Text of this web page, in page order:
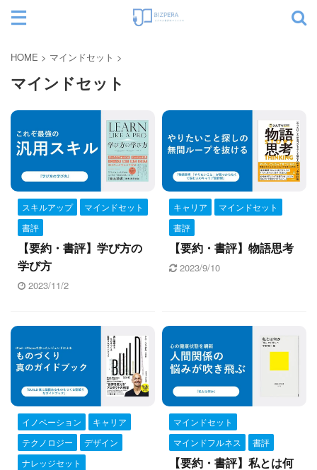
カテゴリー
外資系コンサルティング会社を経て、経営大
学院に勤務。年間300冊読むなかで、絶対に
オススメできる本だけを厳選して紹介しま
す。著書『投資としての読書』。
Books&Apps（https://blog.tinect.jp/）にもた
まに寄稿しています。Amazonアソシエイト
HOME > マインドセット >
マインドセット
スキルアップ
マインドセット
書評
【要約・書評】学び方の
学び方
2023/11/2
キャリア
マインドセット
書評
【要約・書評】物語思考
2023/9/10
イノベーション
キャリア
テクノロジー
デザイン
ナレッジセット
マインドセット
マインドフルネス
書評
【要約・書評】私とは何